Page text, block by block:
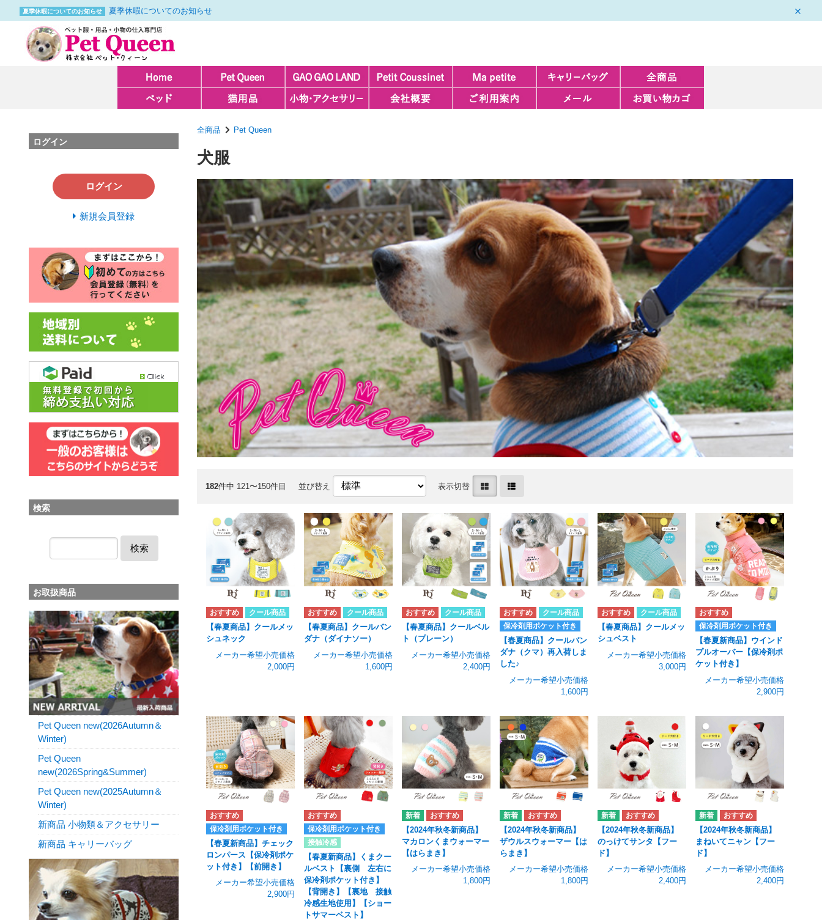
夏季休暇についてのお知らせ 夏季休暇についてのお知らせ
全商品 Pet Queen
犬服
182件中 121〜150件目 並び替え 表示切替
クール商品
【春夏商品】クールメッ
シュネック
メーカー希望小売価格
2,000円
クール商品
【春夏商品】クールバン
ダナ（ダイナソー）
メーカー希望小売価格
1,600円
クール商品
【春夏商品】クールベル
ト（プレーン）
メーカー希望小売価格
2,400円
クール商品
保冷剤用ポケット付き
【春夏商品】クールバン
ダナ（クマ）再入荷しま
した♪
メーカー希望小売価格
1,600円
クール商品
【春夏商品】クールメッ
シュベスト
メーカー希望小売価格
3,000円
保冷剤用ポケット付き
【春夏新商品】ウインド
プルオーバー【保冷剤ポ
ケット付き】
メーカー希望小売価格
2,900円
保冷剤用ポケット付き
【春夏新商品】チェック
ロンパース【保冷剤ポケ
ット付き】【前開き】
メーカー希望小売価格
2,900円
保冷剤用ポケット付き
接触冷感
【春夏新商品】くまクー
ルベスト【裏側 左右に
保冷剤ポケット付き】
【背開き】【裏地 接触
冷感生地使用】【ショー
トサマーベスト】
【2024年秋冬新商品】
マカロンくまウォーマー
【はらまき】
メーカー希望小売価格
1,800円
【2024年秋冬新商品】
ザウルスウォーマー【は
らまき】
メーカー希望小売価格
1,800円
【2024年秋冬新商品】
のっけてサンタ【フー
ド】
メーカー希望小売価格
2,400円
【2024年秋冬新商品】
まねいてニャン【フー
ド】
メーカー希望小売価格
2,400円
ログイン
ログイン
新規会員登録
検索
検索
お取扱商品
Pet Queen new(2026Autumn＆
Winter)
Pet Queen
new(2026Spring&Summer)
Pet Queen new(2025Autumn＆
Winter)
新商品 小物類＆アクセサリー
新商品 キャリーバッグ